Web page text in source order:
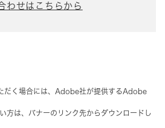
わせはこちらから
だく場合には、Adobe社が提供するAdobe
は、バナーのリンク先からダウンロードし